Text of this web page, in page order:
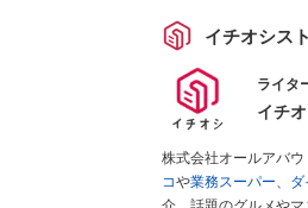
イチオシスト
ライタ
イチ
株式会社オールアバ
コや業務スーパー、 ダ